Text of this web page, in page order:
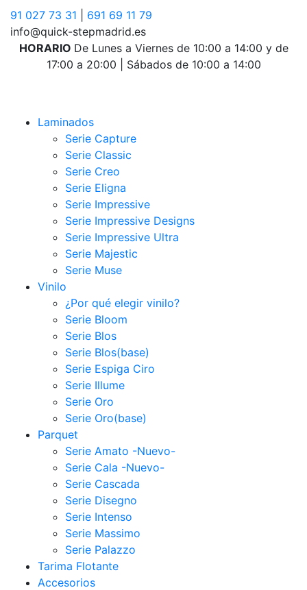
91 027 73 31
691 69 11 79
info@quick-stepmadrid.es
HORARIO De Lunes a Viernes de 10:00 a 14:00 y de
17:00 a 20:00 | Sábados de 10:00 a 14:00
Laminados
Serie Capture
Serie Classic
Serie Creo
Serie Eligna
Serie Impressive
Serie Impressive Designs
Serie Impressive Ultra
Serie Majestic
Serie Muse
Vinilo
¿Por qué elegir vinilo?
Serie Bloom
Serie Blos
Serie Blos(base)
Serie Espiga Ciro
Serie Illume
Serie Oro
Serie Oro(base)
Parquet
Serie Amato -Nuevo-
Serie Cala -Nuevo-
Serie Cascada
Serie Disegno
Serie Intenso
Serie Massimo
Serie Palazzo
Tarima Flotante
Accesorios